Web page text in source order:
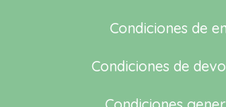
Condiciones de
Condiciones de